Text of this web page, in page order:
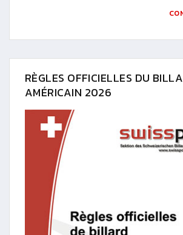
RÈGLES OFFICIELLES DU
AMÉRICAIN 2026